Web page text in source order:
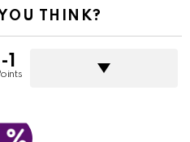
THINK?
-1